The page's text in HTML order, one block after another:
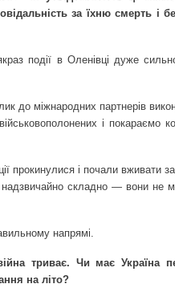
за їхню смерть і
події в Оленівці дуже
до міжнародних партнерів
і покараємо
прокинулися і почали вживати
надзвичайно складно — вони не
напрямі.
триває. Чи має Україна
на літо?